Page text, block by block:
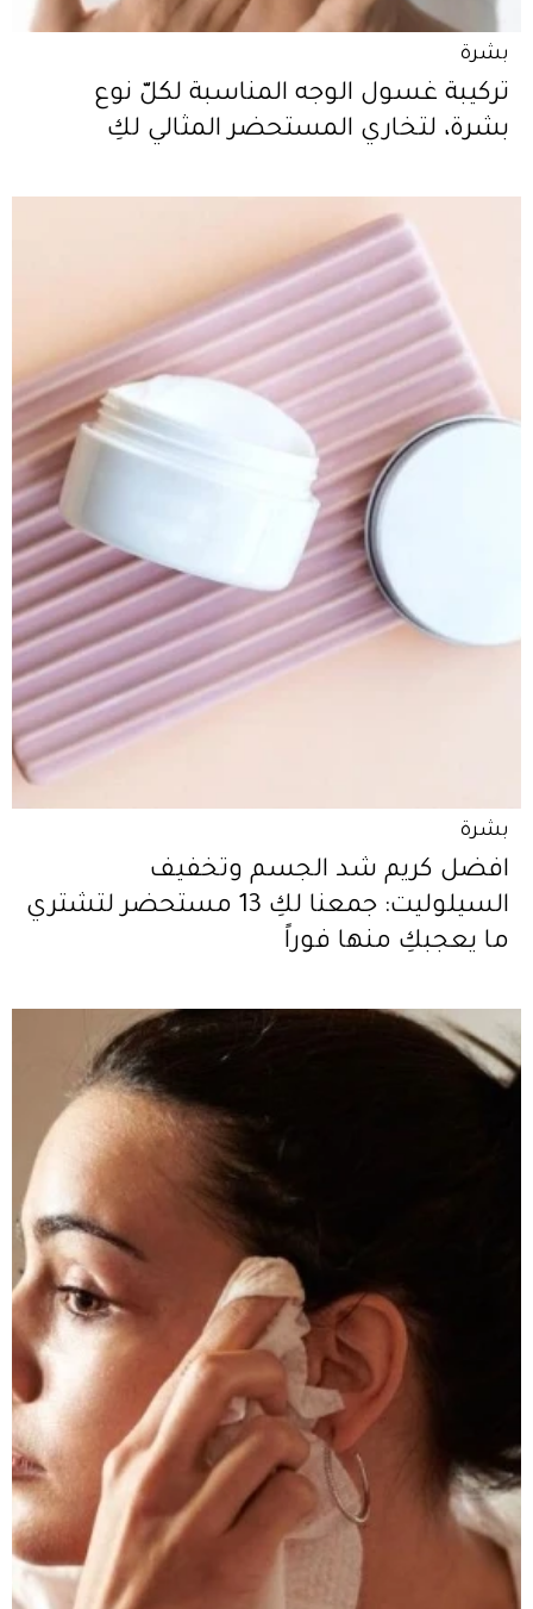
بشرة
تركيبة غسول الوجه المناسبة لكلّ نوع
بشرة، لتخاري المستحضر المثالي لكِ
بشرة
افضل كريم شد الجسم وتخفيف
السيلوليت: جمعنا لكِ 13 مستحضر لتشتري
ما يعجبكِ منها فوراً